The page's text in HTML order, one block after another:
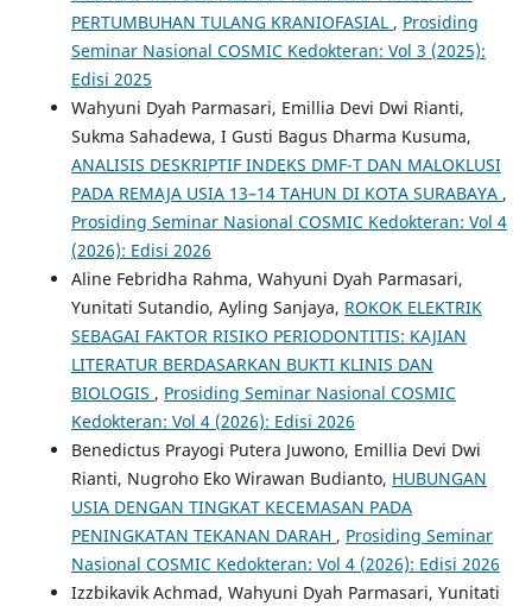
PERTUMBUHAN TULANG KRANIOFASIAL , Prosiding
Seminar Nasional COSMIC Kedokteran: Vol 3 (2025):
Edisi 2025
Wahyuni Dyah Parmasari, Emillia Devi Dwi Rianti,
Sukma Sahadewa, I Gusti Bagus Dharma Kusuma,
ANALISIS DESKRIPTIF INDEKS DMF-T DAN MALOKLUSI
PADA REMAJA USIA 13–14 TAHUN DI KOTA SURABAYA ,
Prosiding Seminar Nasional COSMIC Kedokteran: Vol 4
(2026): Edisi 2026
Aline Febridha Rahma, Wahyuni Dyah Parmasari,
Yunitati Sutandio, Ayling Sanjaya, ROKOK ELEKTRIK
SEBAGAI FAKTOR RISIKO PERIODONTITIS: KAJIAN
LITERATUR BERDASARKAN BUKTI KLINIS DAN
BIOLOGIS , Prosiding Seminar Nasional COSMIC
Kedokteran: Vol 4 (2026): Edisi 2026
Benedictus Prayogi Putera Juwono, Emillia Devi Dwi
Rianti, Nugroho Eko Wirawan Budianto, HUBUNGAN
USIA DENGAN TINGKAT KECEMASAN PADA
PENINGKATAN TEKANAN DARAH , Prosiding Seminar
Nasional COSMIC Kedokteran: Vol 4 (2026): Edisi 2026
Izzbikavik Achmad, Wahyuni Dyah Parmasari, Yunitati